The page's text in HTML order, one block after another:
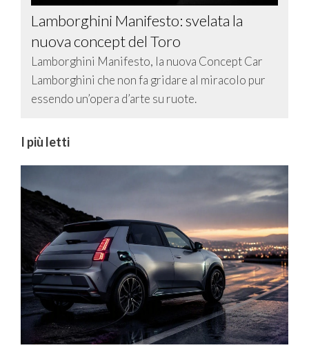
Lamborghini Manifesto: svelata la
nuova concept del Toro
Lamborghini Manifesto, la nuova Concept Car
Lamborghini che non fa gridare al miracolo pur
essendo un’opera d’arte su ruote.
I più letti